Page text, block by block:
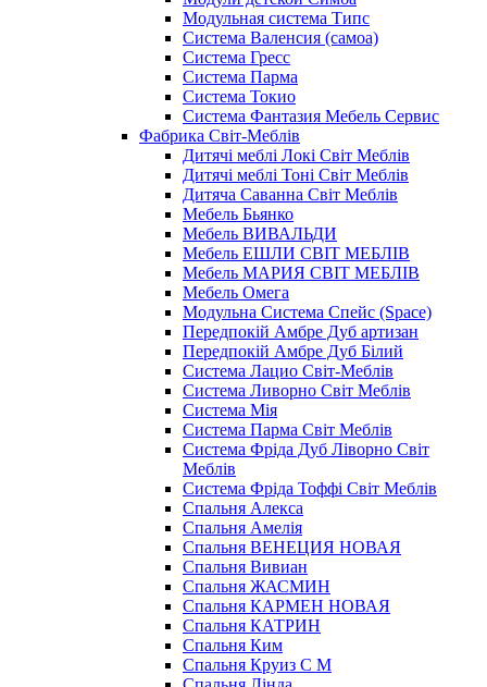
Модульная система Типс
Система Валенсия (самоа)
Система Гресс
Система Парма
Система Токио
Система Фантазия Мебель Сервис
Фабрика Світ-Меблів
Дитячі меблі Локі Світ Меблів
Дитячі меблі Тоні Світ Меблів
Дитяча Саванна Світ Меблів
Мебель Бьянко
Мебель ВИВАЛЬДИ
Мебель ЕШЛИ СВІТ МЕБЛІВ
Мебель МАРИЯ СВІТ МЕБЛІВ
Мебель Омега
Модульна Cистема Спейс (Space)
Передпокій Амбре Дуб артизан
Передпокій Амбре Дуб Білий
Система Лацио Світ-Меблів
Система Ливорно Світ Меблів
Система Мія
Система Парма Свiт Меблiв
Система Фріда Дуб Ліворно Світ
Меблів
Система Фріда Тоффі Світ Меблів
Спальня Алекса
Спальня Амелія
Спальня ВЕНЕЦИЯ НОВАЯ
Спальня Вивиан
Спальня ЖАСМИН
Спальня КАРМЕН НОВАЯ
Спальня КАТРИН
Спальня Ким
Спальня Круиз С М